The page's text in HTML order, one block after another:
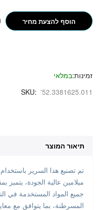
הוסף להצעת מחיר
זמינות:במלאי
SKU
'52.3381625.011
תיאור המוצר
تم تصنيع هذا السرير
ميلامين عالية الجودة، يتميز
جميع المواد المستخدمة في
المسرطنة، بما يتوافق مع